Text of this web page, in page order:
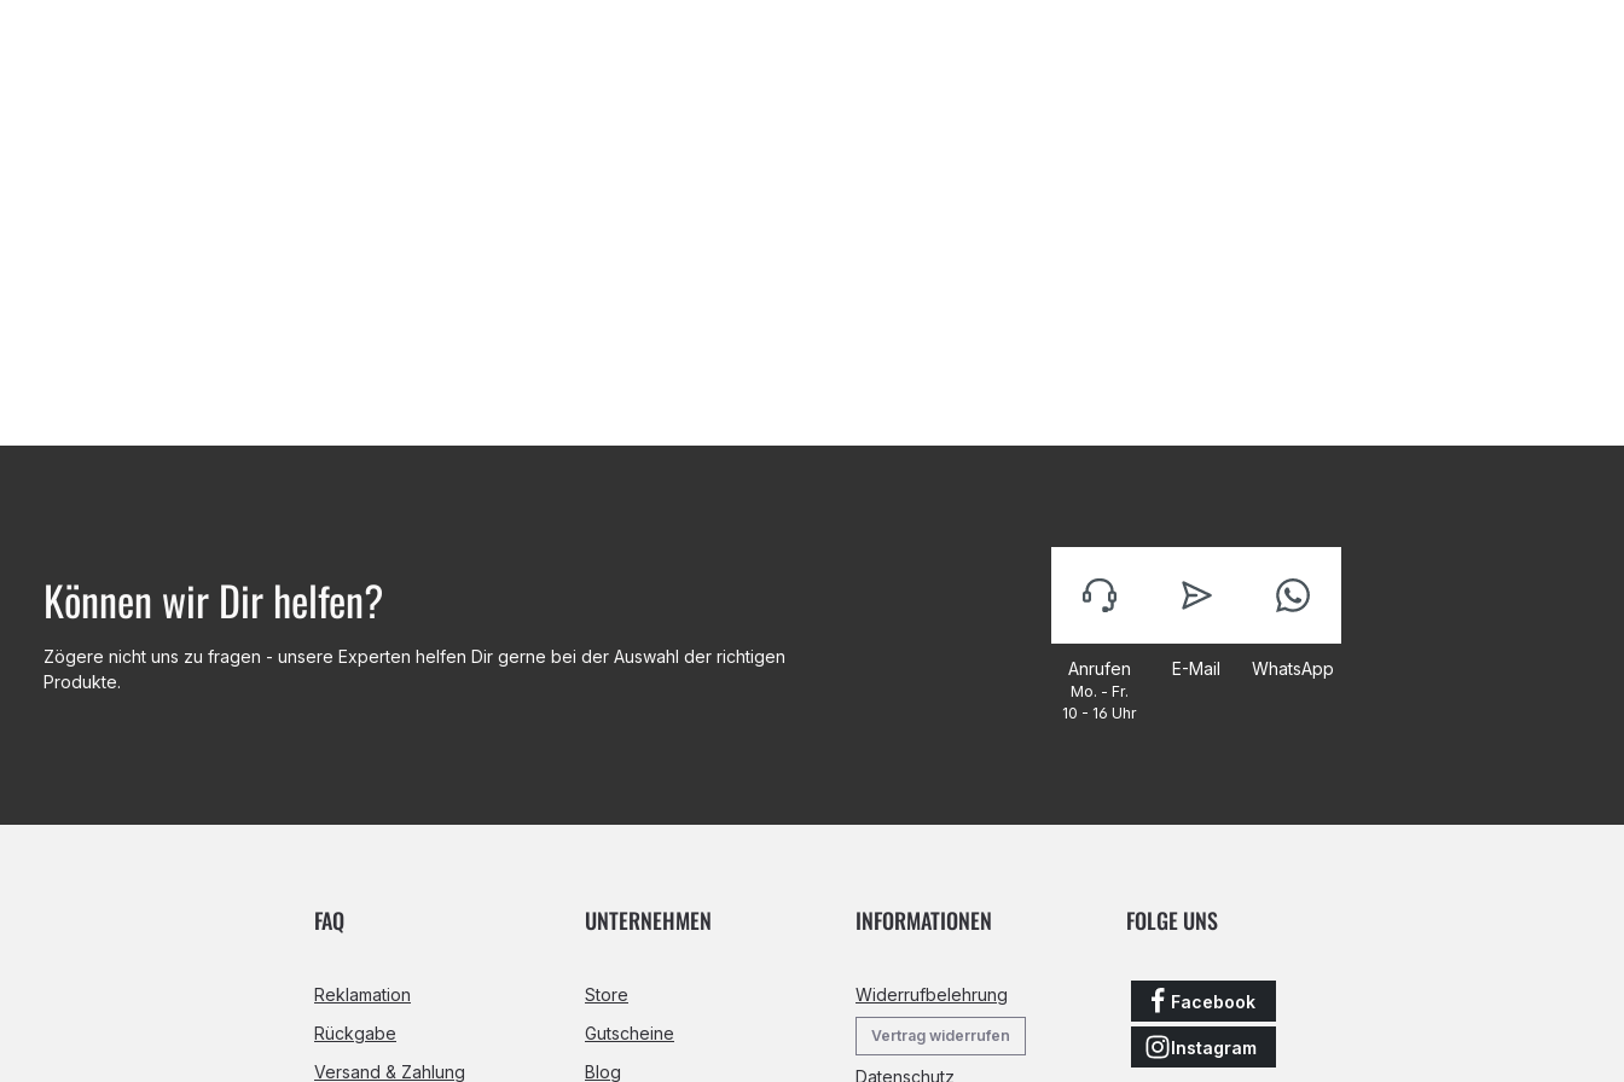
Können wir Dir helfen?
Zögere nicht uns zu fragen - unsere Experten helfen Dir gerne bei der Auswahl der richtigen
Produkte.
Anrufen
Mo. - Fr.
10 - 16 Uhr
E-Mail WhatsApp
FAQ
Reklamation
Rückgabe
Versand & Zahlung
UNTERNEHMEN
Store
Gutscheine
Blog
INFORMATIONEN
Widerrufbelehrung
Vertrag widerrufen
Datenschutz
FOLGE UNS
Facebook
Instagram